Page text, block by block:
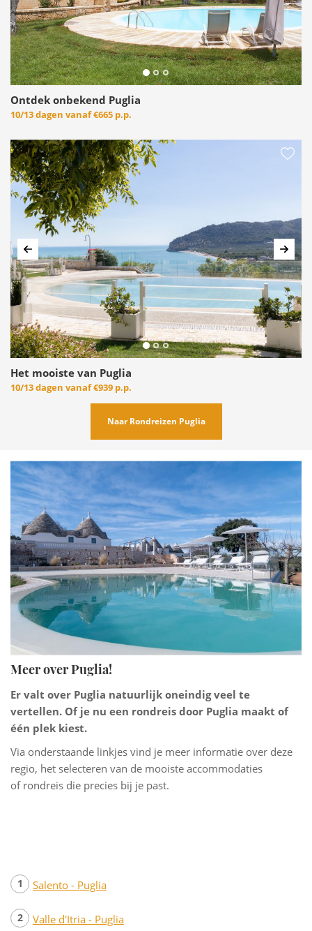
Ontdek onbekend Puglia
10/13 dagen vanaf€665 p.p.
Vorige
Het mooiste van Puglia
10/13 dagen vanaf€939 p.p.
Naar Rondreizen Puglia
Meer over Puglia!
Er valt over Puglia natuurlijk oneindig veel te
vertellen. Of je nu een rondreis door Puglia maakt of
één plek kiest.
Via onderstaande linkjes vind je meer informatie over deze
regio, het selecteren van de mooiste accommodaties
of rondreis die precies bij je past.
Salento - Puglia
Valle d'Itria - Puglia